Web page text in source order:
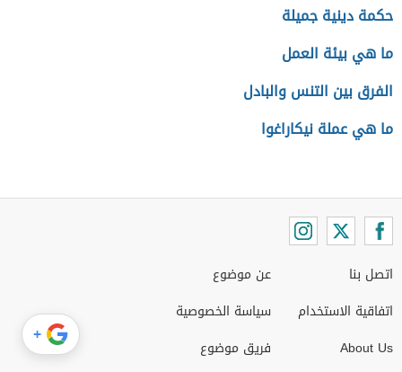
حكمة دينية جميلة
ما هي بيئة العمل
الفرق بين التنس والبادل
ما هي عملة نيكاراغوا
اتصل بنا
اتفاقية الاستخدام
About Us
عن موضوع
سياسة الخصوصية
فريق موضوع
+